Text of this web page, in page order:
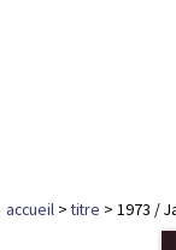
accueil >titre > 1973 /